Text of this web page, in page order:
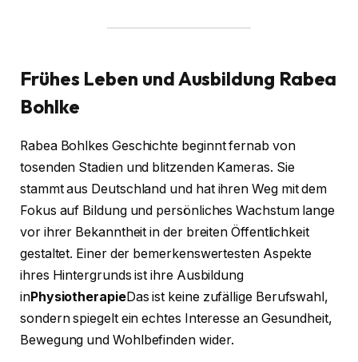
Frühes Leben und Ausbildung Rabea
Bohlke
Rabea Bohlkes Geschichte beginnt fernab von
tosenden Stadien und blitzenden Kameras. Sie
stammt aus Deutschland und hat ihren Weg mit dem
Fokus auf Bildung und persönliches Wachstum lange
vor ihrer Bekanntheit in der breiten Öffentlichkeit
gestaltet. Einer der bemerkenswertesten Aspekte
ihres Hintergrunds ist ihre Ausbildung
inPhysiotherapieDas ist keine zufällige Berufswahl,
sondern spiegelt ein echtes Interesse an Gesundheit,
Bewegung und Wohlbefinden wider.